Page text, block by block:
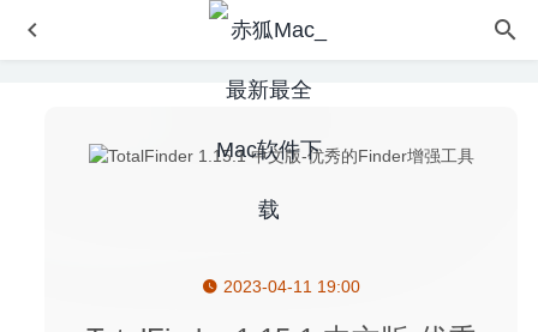
2023-04-11 19:00
Sketch 66 中文版-优秀的矢量绘图软件 2020-05-20
MenubarX 1.7.6 中文版-强大的 Mac 菜单栏浏览器 2025-